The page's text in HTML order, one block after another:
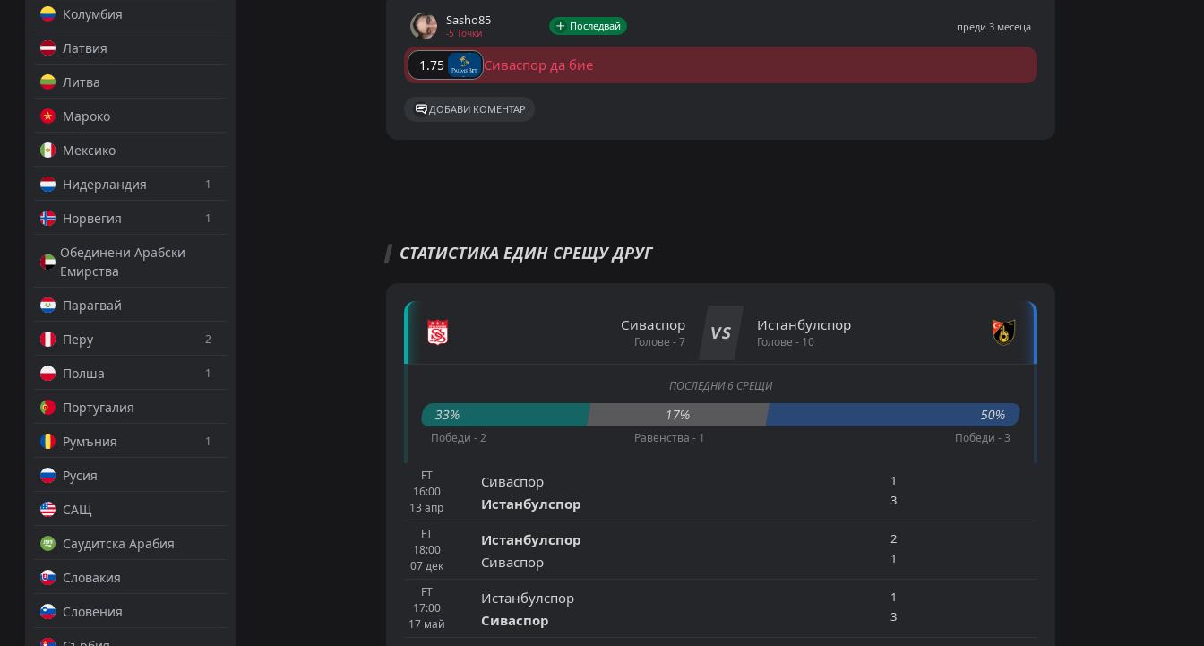
Колумбия
Латвия
Литва
Мароко
Мексико
Нидерландия
1
Норвегия 1
Обединени Арабски
Емирства
Парагвай
Перу
2
Полша 1
Португалия
Румъния
1
Русия
САЩ
Саудитска Арабия
Словакия
Словения
Sasho85
-5 Точки
Последвай преди 3 месеца
1.75 Сиваспор да бие
ДОБАВИ КОМЕНТАР
СТАТИСТИКА ЕДИН СРЕЩУ ДРУГ
Сиваспор
Голове - 7 VS Истанбулспор
Голове - 10
ПОСЛЕДНИ 6 СРЕЩИ
33% 17% 50%
Победи - 2 Равенства - 1 Победи - 3
FT
16:00
13 апр
Сиваспор
Истанбулспор
1
3
FT
18:00
07дек
Истанбулспор
Сиваспор
2
1
FT
17:00
17 май
Истанбулспор
Сиваспор
1
3